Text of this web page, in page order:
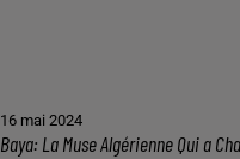
16 mai 2024
Baya: La Muse Algérienne Qui a